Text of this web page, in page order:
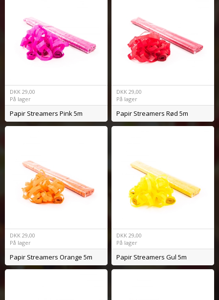
DKK 29,00
På lager
Papir Streamers Pink 5m
DKK 29,00
På lager
Papir Streamers Rød 5m
DKK 29,00
På lager
Papir Streamers Orange 5m
DKK 29,00
På lager
Papir Streamers Gul 5m